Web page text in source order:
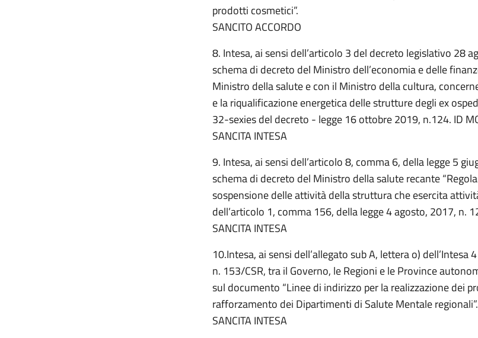
prodotti cosmetici”.
SANCITO ACCORDO
8. Intesa, ai sensi dell’articolo 3 del decreto legislativo 28
schema di decreto del Ministro dell’economia e delle
Ministro della salute e con il Ministro della cultura,
e la riqualificazione energetica delle strutture degli ex
32-sexies del decreto - legge 16 ottobre 2019, n.124. ID
SANCITA INTESA
9. Intesa, ai sensi dell’articolo 8, comma 6, della legge 5
schema di decreto del Ministro della salute recante
sospensione delle attività della struttura che esercita
dell’articolo 1, comma 156, della legge 4 agosto, 2017, n.
SANCITA INTESA
10.Intesa, ai sensi dell’allegato sub A, lettera o) dell’Intesa
n. 153/CSR, tra il Governo, le Regioni e le Province
sul documento “Linee di indirizzo per la realizzazione dei
rafforzamento dei Dipartimenti di Salute Mentale regionali”.
SANCITA INTESA